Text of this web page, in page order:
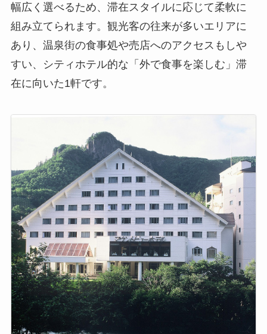
幅広く選べるため、滞在スタイルに応じて柔軟に
組み立てられます。観光客の往来が多いエリアに
あり、温泉街の食事処や売店へのアクセスもしや
すい、シティホテル的な「外で食事を楽しむ」滞
在に向いた1軒です。